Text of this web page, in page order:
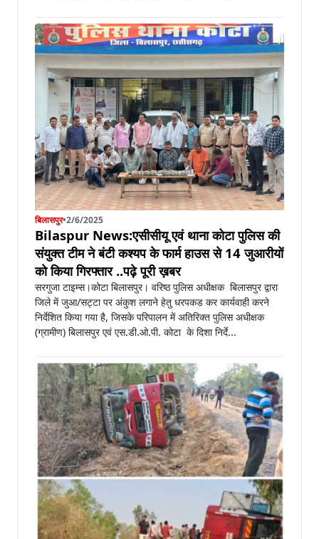
बिलासपुर•2/6/2025
Bilaspur News:एसीसीयू एवं थाना कोटा पुलिस की
संयुक्त टीम ने बंटी कश्यप के फार्म हाउस से 14 जुआरीयों
को किया गिरफ्तार ..पढ़े पूरी ख़बर
सरगुजा टाइम्स।कोटा बिलासपुर। वरिष्ठ पुलिस अधीक्षक बिलासपुर द्वारा
जिले में जुआ/सट्टा पर अंकुश लगाने हेतु धरपकड कर कार्यवाही करने
निर्देशित किया गया है, जिसके परिपालन में अतिरिक्त पुलिस अधीक्षक
(ग्रामीण) बिलासपुर एवं एस.डी.ओ.पी. कोटा के दिशा निर्दे...